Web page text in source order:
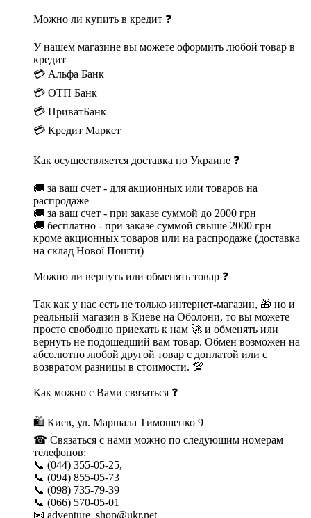
Можно ли купить в кредит ❓
У нашем магазине вы можете оформить любой товар в
кредит
💳 Альфа Банк
💳 ОТП Банк
💳 ПриватБанк
💳 Кредит Маркет
Как осуществляется доставка по Украине ❓
🚚 за ваш счет - для акционных или товаров на
распродаже
🚚 за ваш счет - при заказе суммой до 2000 грн
🚚 бесплатно - при заказе суммой свыше 2000 грн
кроме акционных товаров или на распродаже (доставка
на склад Нової Пошти)
Можно ли вернуть или обменять товар ❓
Так как у нас есть не только интернет-магазин, 🎁 но и
реальный магазин в Киеве на Оболони, то вы можете
просто свободно приехать к нам 🚀 и обменять или
вернуть не подошедший вам товар. Обмен возможен на
абсолютно любой другой товар с доплатой или с
возвратом разницы в стоимости. 💯
Как можно с Вами связаться ❓
🛍 Киев, ул. Маршала Тимошенко 9
☎ Связаться с нами можно по следующим номерам
телефонов:
📞 (044) 355-05-25,
📞 (094) 855-05-73
📞 (098) 735-79-39
📞 (066) 570-05-01
📧 adventure_shop@ukr.net